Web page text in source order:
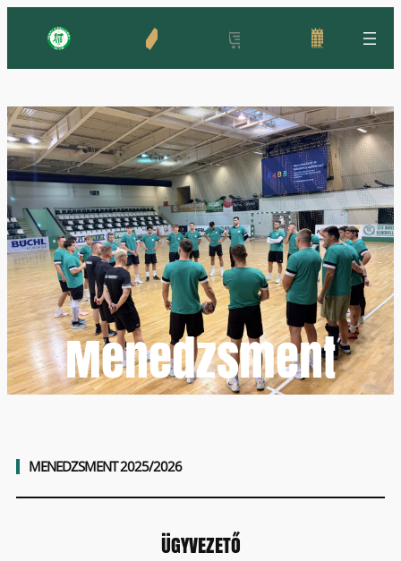
tartalomhoz
Menedzsment
MENEDZSMENT 2025/2026
ÜGYVEZETŐ